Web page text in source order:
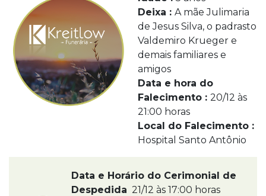
Deixa : A mãe Julimaria
de Jesus Silva, o padrasto
Valdemiro Krueger e
demais familiares e
amigos
Data e hora do
Falecimento : 20/12 às
21:00 horas
Local do Falecimento :
Hospital Santo Antônio
Data e Horário do Cerimonial de
Despedida 21/12 às 17:00 horas